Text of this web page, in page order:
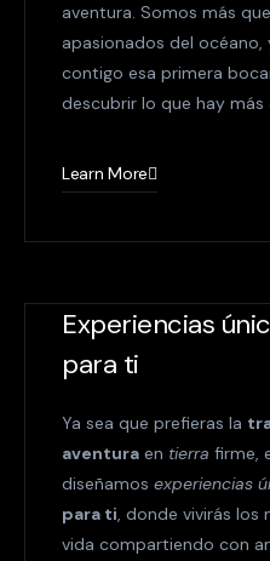
aventura. Somos más
apasionados del
contigo esa primera
descubrir lo que hay más
Learn More
Experiencias
para ti
Ya sea que prefieras la
aventura en tierra firme,
diseñamos experiencias
para ti, donde vivirás los
vida compartiendo con